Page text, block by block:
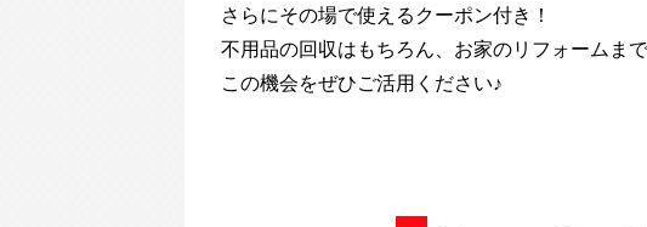
さらにその場で使えるクーポン付き！
不用品の回収はもちろん、お家のリフォームま
この機会をぜひご活用ください♪